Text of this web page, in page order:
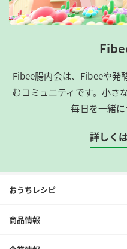
Fibee腸内会は、​Fibeeや発
むコミュニティです。​小さ
毎日を一緒に
詳しく
おうちレシピ
商品情報